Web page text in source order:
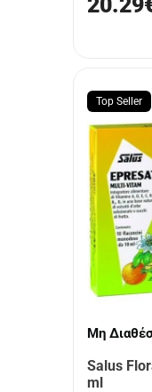
Top Seller
Μη
Salus
ml